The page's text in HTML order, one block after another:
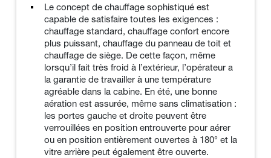
Le concept de chauffage sophistiqué est
capable de satisfaire toutes les exigences :
chauffage standard, chauffage confort encore
plus puissant, chauffage du panneau de toit et
chauffage de siège. De cette façon, même
lorsqu’il fait très froid à l’extérieur, l’opérateur a
la garantie de travailler à une température
agréable dans la cabine. En été, une bonne
aération est assurée, même sans climatisation :
les portes gauche et droite peuvent être
verrouillées en position entrouverte pour aérer
ou en position entièrement ouvertes à 180° et la
vitre arrière peut également être ouverte.